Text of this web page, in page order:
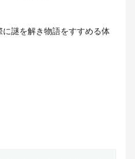
謎を解き物語をすすめる体